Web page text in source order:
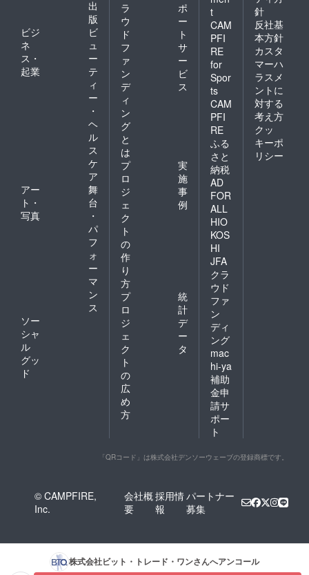
出
版
ビジ
ネ
ス・
起業
ビ
ュ
ー
テ
ィ
ー
・
ヘ
ル
ス
ケ
ア
アー
ト・
写真
舞
台
・
パ
フ
ォ
ー
マ
ン
ス
ソー
シャ
ル
グッ
ド
ラ
ウ
ド
フ
ァ
ン
デ
ィ
ン
グ
と
は
ポ
ー
ト
サ
ー
ビ
ス
プ
ロ
ジ
ェ
ク
ト
の
作
り
方
実
施
事
例
プ
ロ
ジ
ェ
ク
ト
の
広
め
方
統
計
デ
ー
タ
t
CAM
PFI
RE
for
Spor
ts
CAM
PFI
RE
ふる
さと
納税
AD
FOR
ALL
HIO
KOS
HI
JFA
クラ
ウド
ファ
ン
ディ
ング
mac
hi-ya
補助
金申
請サ
ポー
ト
針
反社基
本方針
カスタ
マーハ
ラスメ
ントに
対する
考え方
クッ
キーポ
リシー
「QRコード」は株式会社デンソーウェーブの登録商標です。
© CAMPFIRE,
Inc.
会社概
要
採用情
報
パートナー
募集
株式会社ビット・トレード・ワンさんへアンコール